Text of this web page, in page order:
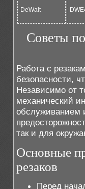
DeWalt
Советы
Работа с
безопасности,
Независимо от
механический
обслуживанием
так и для
Основные
резаков
Перед